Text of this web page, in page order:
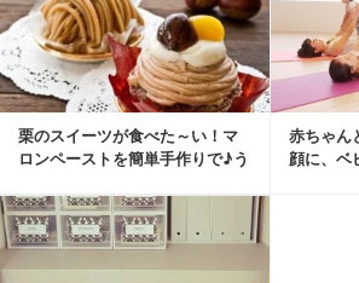
栗のスイーツが食べた～い！マ
ロンペーストを簡単手作りで♪う
赤ちゃん
顔に、ベ